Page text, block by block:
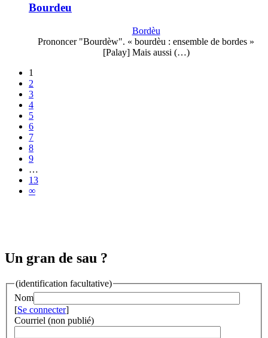
Bourdeu
Bordèu
Prononcer "Bourdèw". « bourdèu : ensemble de bordes »
[Palay] Mais aussi (…)
1
2
3
4
5
6
7
8
9
…
13
∞
Un gran de sau ?
(identification facultative)
Nom
[Se connecter]
Courriel (non publié)